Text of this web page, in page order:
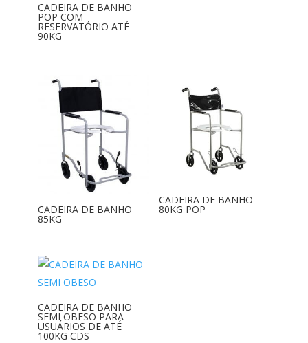
CADEIRA DE BANHO
POP COM
RESERVATÓRIO ATÉ
90KG
CADEIRA DE BANHO
85KG
CADEIRA DE BANHO
80KG POP
CADEIRA DE BANHO
SEMI OBESO PARA
USUÁRIOS DE ATÉ
100KG CDS